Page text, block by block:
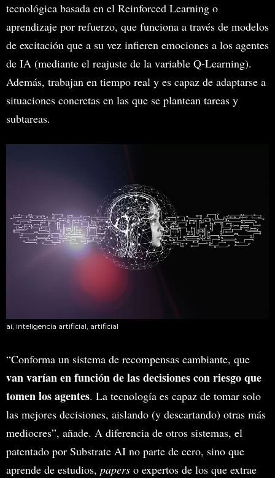
tecnológica basada en el Reinforced Learning o
aprendizaje por refuerzo, que funciona a través de modelos
de excitación que a su vez infieren emociones a los agentes
de IA (mediante el reajuste de la variable Q-Learning).
Además, trabajan en tiempo real y es capaz de adaptarse a
situaciones concretas en las que se plantean tareas y
subtareas.
ai, inteligencia artificial, artificial
“Conforma un sistema de recompensas cambiante, que
van varían en función de las decisiones con riesgo que
tomen los agentes. La tecnología es capaz de tomar solo
las mejores decisiones, aislando (y descartando) otras más
mediocres”, añade. A diferencia de otros sistemas, el
patentado por Substrate AI no parte de cero, sino que
aprende de estudios, papers o expertos de los que extrae